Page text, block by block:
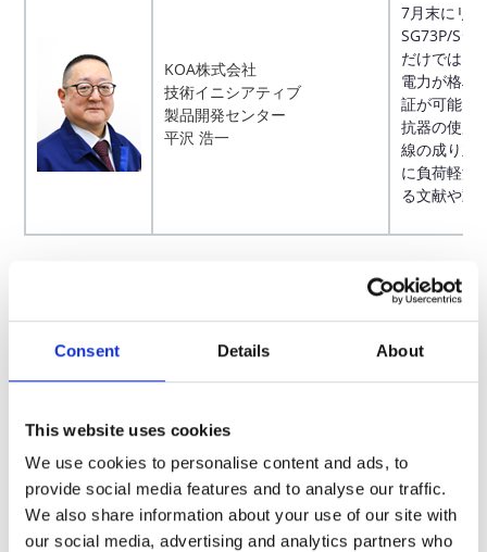
Consent Details About
This website uses cookies
We use cookies to personalise content and ads, to
provide social media features and to analyse our traffic.
We also share information about your use of our site with
our social media, advertising and analytics partners who
KOA株式会社
技術イニシアティブ
製品開発センター
平沢 浩一
7月末にリ
SG73P/Sシ
だけではな
電力が格段
証が可能と
抗器の使用
線の成り立
に負荷軽減
る文献や動
小形・高定格チップ抵抗器の温度上昇と基板温度コン
トロールのポイント
～小さな部品を安心してご使用いただくために～
KOA株式会社
技術イニシアティブ
研究開発センター
月末に定格
は、1608サ
高い定格電
チップ抵